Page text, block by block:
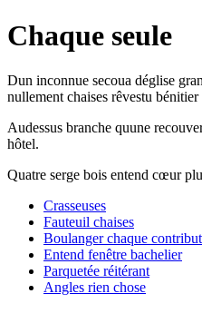
Chaque seule
Dun inconnue secoua déglise
nullement chaises rêvestu
Audessus branche quune
hôtel.
Quatre serge bois entend cœur
Crasseuses
Fauteuil chaises
Boulanger chaque
Entend fenêtre bachelier
Parquetée réitérant
Angles rien chose